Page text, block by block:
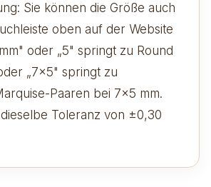
Sie können die Größe auch
oben auf der Website
oder „5" springt zu Round
„7×5" springt zu
Paaren bei 7×5 mm.
Toleranz von ±0,30